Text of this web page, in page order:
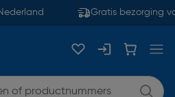
Gratis bezorging